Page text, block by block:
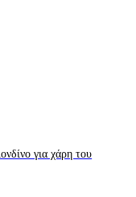
για χάρη του